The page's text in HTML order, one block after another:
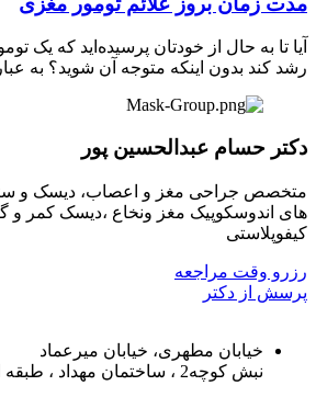
آیا تا به حال از خودتان پرسیده‌اید که یک
رشد کند بدون اینکه متوجه آن شوید؟ به
دکتر حسام عبدالحسین پور
متخصص جراحی مغز و اعصاب، دیسک و
های اندوسکوپیک مغز ونخاع ،دیسک کمر و
کیفوپلاستی
رزرو وقت مراجعه
پرسش از دکتر
خیابان مطهری، خیابان میرعماد
نبش کوچه2 ، ساختمان مهداد ، طبقه اول